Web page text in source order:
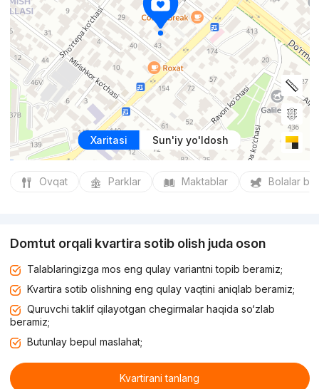
Xaritasi Sun'iy yo'ldosh
Ovqat Parklar Maktablar Bolalar
Domtut orqali kvartira sotib olish juda oson
Talablaringizga mos eng qulay variantni topib beramiz;
Kvartira sotib olishning eng qulay vaqtini aniqlab beramiz;
Quruvchi taklif qilayotgan chegirmalar haqida so‘zlab
beramiz;
Butunlay bepul maslahat;
Kvartirani tanlang